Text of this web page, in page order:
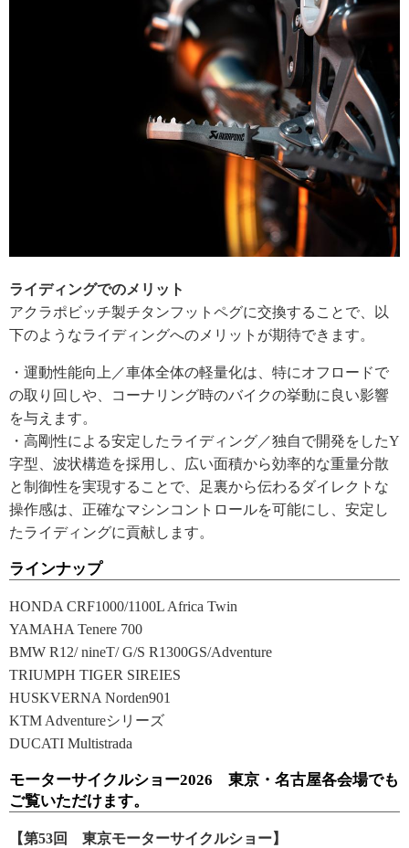
ライディングでのメリット
アクラポビッチ製チタンフットペグに交換することで、以
下のようなライディングへのメリットが期待できます。
・運動性能向上／車体全体の軽量化は、特にオフロードで
の取り回しや、コーナリング時のバイクの挙動に良い影響
を与えます。
・高剛性による安定したライディング／独自で開発をしたY
字型、波状構造を採用し、広い面積から効率的な重量分散
と制御性を実現することで、足裏から伝わるダイレクトな
操作感は、正確なマシンコントロールを可能にし、安定し
たライディングに貢献します。
ラインナップ
HONDA CRF1000/1100L Africa Twin
YAMAHA Tenere 700
BMW R12/ nineT/ G/S R1300GS/Adventure
TRIUMPH TIGER SIREIES
HUSKVERNA Norden901
KTM Adventureシリーズ
DUCATI Multistrada
モーターサイクルショー2026 東京・名古屋各会場でも
ご覧いただけます。
【第53回 東京モーターサイクルショー】